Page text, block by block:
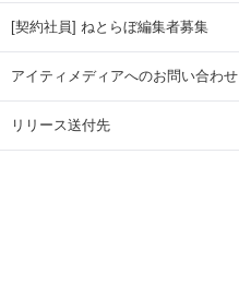
[契約社員] ねとらぼ編集者募集
アイティメディアへのお問い合わせ
リリース送付先